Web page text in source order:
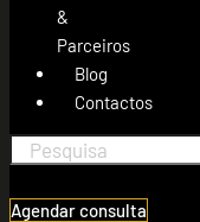
&
Parceiros
Blog
Contactos
Agendar consulta